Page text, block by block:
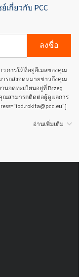
กี่ยวกับ PCC
ลงชื่อ
การให้ที่อยู่อีเมลของคุณ
ารถส่งจดหมายข่าวถึงคุณ
นจดทะเบียนอยู่ที่ Brzeg
คุณสามารถติดต่อผู้ดูแลการ
อ่านเพิ่มเติม